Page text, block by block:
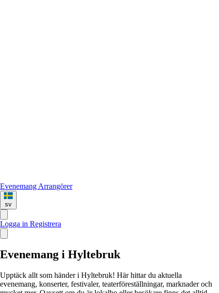
Evenemang Arrangörer
sv
Logga in Registrera
Evenemang i Hyltebruk
Upptäck allt som händer i Hyltebruk! Här hittar du aktuella
evenemang, konserter, festivaler, teaterföreställningar, marknader och